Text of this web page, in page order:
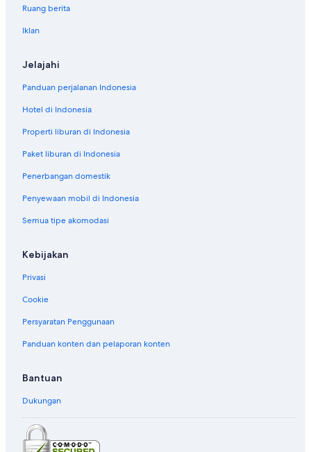
Ruang berita
Iklan
Jelajahi
Panduan perjalanan Indonesia
Hotel di Indonesia
Properti liburan di Indonesia
Paket liburan di Indonesia
Penerbangan domestik
Penyewaan mobil di Indonesia
Semua tipe akomodasi
Kebijakan
Privasi
Cookie
Persyaratan Penggunaan
Panduan konten dan pelaporan konten
Bantuan
Dukungan